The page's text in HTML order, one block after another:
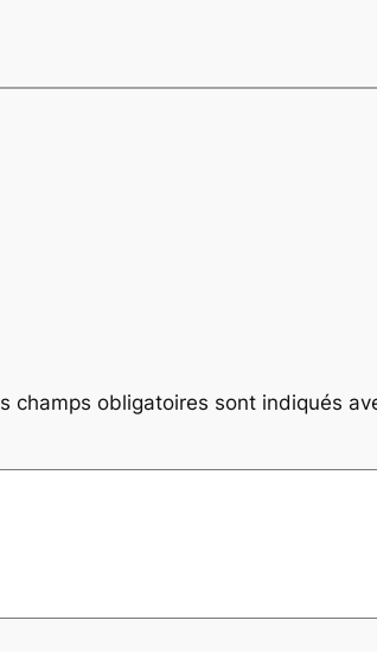
champs obligatoires sont indiqués